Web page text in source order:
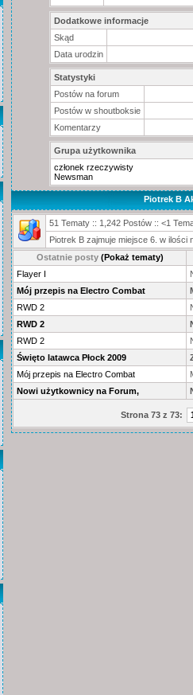
Dodatkowe informacje
Skąd
Data urodzin
Statystyki
Postów na forum
Postów w shoutboksie
Komentarzy
Grupa użytkownika
członek rzeczywisty
Newsman
Piotrek B
51 Tematy :: 1,242 Postów :: <1
Piotrek B zajmuje miejsce 6. w
Ostatnie posty (Pokaż tematy)
Flayer I
Mój przepis na Electro Combat
RWD 2
RWD 2
RWD 2
Święto latawca Płock 2009
Mój przepis na Electro Combat
Nowi użytkownicy na Forum,
Strona 73 z 73: